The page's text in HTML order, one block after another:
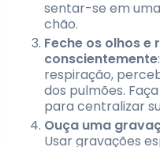
sentar-se em
chão.
Feche os olhos
conscientemente
respiração,
dos pulmões.
para centralizar
Ouça uma
Usar gravações